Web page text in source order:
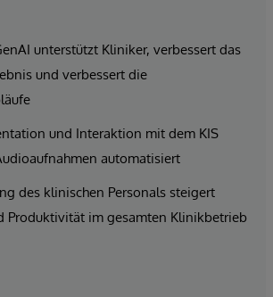
unterstützt Kliniker, verbessert das
und verbessert die
und Interaktion mit dem KIS
automatisiert
des klinischen Personals steigert
Produktivität im gesamten Klinikbetrieb